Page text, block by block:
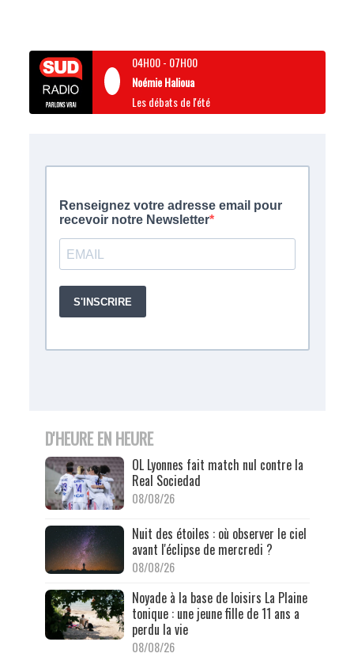
04H00- 07H00
Noémie Halioua
Les débats de l'été
D'HEURE EN HEURE
OL Lyonnes fait match nul contre la
Real Sociedad
08/08/26
Nuit des étoiles : où observer le ciel
avant l'éclipse de mercredi ?
08/08/26
Noyade à la base de loisirs La Plaine
tonique : une jeune fille de 11 ans a
perdu la vie
08/08/26